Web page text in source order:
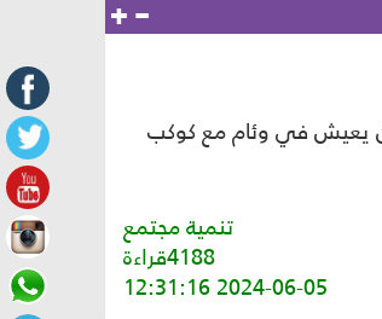
أن يعيش في وئام مع كوكب
تنمية مجتمع
4188قراءة
2024-06-05 12:31:16